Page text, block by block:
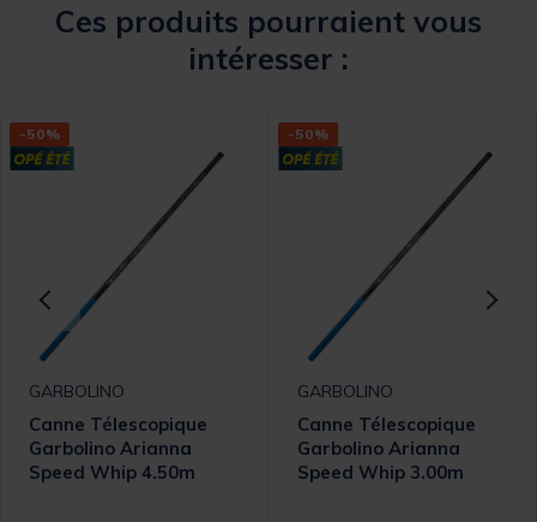
Ces produits pourraient vous
intéresser :
-50%
GARBOLINO
Canne Télescopique
Garbolino Arianna
Speed Whip 4.50m
-50%
GARBOLINO
Canne Télescopique
Garbolino Arianna
Speed Whip 3.00m